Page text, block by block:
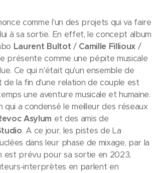
comme l'un des projets qui va faire
à sa sortie. En effet, le concept album
Laurent Bultot / Camille Fillioux /
présente comme une pépite musicale
Ce qui n'était qu'un ensemble de
de la fin d'une relation de couple est
une aventure musicale et humaine.
qui a condensé le meilleur des réseaux
Asylum et des amis de
. A ce jour, les pistes de La
dans leur phase de mixage, par la
est prévu pour sa sortie en 2023,
interprètes en parlent en